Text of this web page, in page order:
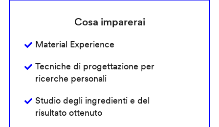
Cosa imparerai
Material Experience
Tecniche di progettazione per
ricerche personali
Studio degli ingredienti e del
risultato ottenuto